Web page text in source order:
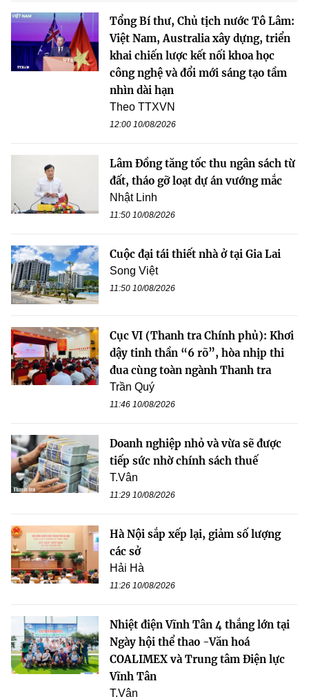
Tổng Bí thư, Chủ tịch nước Tô Lâm:
Việt Nam, Australia xây dựng, triển
khai chiến lược kết nối khoa học
công nghệ và đổi mới sáng tạo tầm
nhìn dài hạn
Theo TTXVN
12:00 10/08/2026
Lâm Đồng tăng tốc thu ngân sách từ
đất, tháo gỡ loạt dự án vướng mắc
Nhật Linh
11:50 10/08/2026
Cuộc đại tái thiết nhà ở tại Gia Lai
Song Việt
11:50 10/08/2026
Cục VI (Thanh tra Chính phủ): Khơi
dậy tinh thần “6 rõ”, hòa nhịp thi
đua cùng toàn ngành Thanh tra
Trần Quý
11:46 10/08/2026
Doanh nghiệp nhỏ và vừa sẽ được
tiếp sức nhờ chính sách thuế
T.Vân
11:29 10/08/2026
Hà Nội sắp xếp lại, giảm số lượng
các sở
Hải Hà
11:26 10/08/2026
Nhiệt điện Vĩnh Tân 4 thắng lớn tại
Ngày hội thể thao -Văn hoá
COALIMEX và Trung tâm Điện lực
Vĩnh Tân
T.Vân